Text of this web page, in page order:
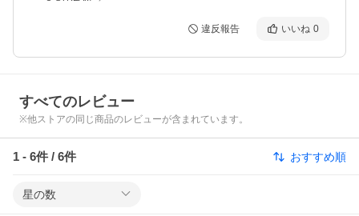
違反報告 いいね 0
すべてのレビュー
※他ストアの同じ商品のレビューが含まれています。
1 - 6件 / 6件 おすすめ順
星の数